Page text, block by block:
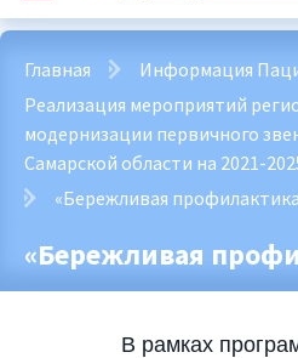
Главная
Информация
Реализация мероприятий
модернизации первичного
Самарской области на 2021-
«Бережливая
«Бережливая
В рамках